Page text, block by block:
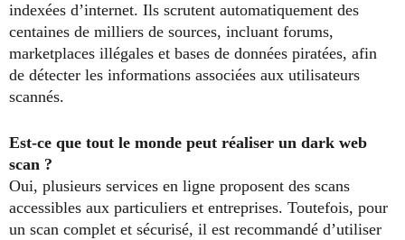
indexées d’internet. Ils scrutent automatiquement des
centaines de milliers de sources, incluant forums,
marketplaces illégales et bases de données piratées, afin
de détecter les informations associées aux utilisateurs
scannés.
Est-ce que tout le monde peut réaliser un dark web
scan ?
Oui, plusieurs services en ligne proposent des scans
accessibles aux particuliers et entreprises. Toutefois, pour
un scan complet et sécurisé, il est recommandé d’utiliser